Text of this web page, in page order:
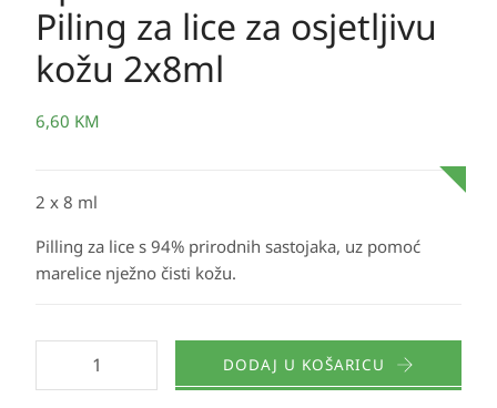
Piling za lice za osjetljivu
kožu 2x8ml
6,60 KM
2 x 8 ml
Pilling za lice s 94% prirodnih sastojaka, uz pomoć
marelice nježno čisti kožu.
DODAJ U KOŠARICU